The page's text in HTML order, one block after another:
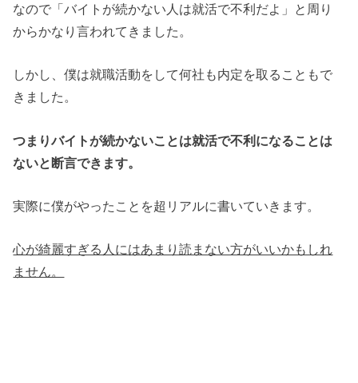
なので「バイトが続かない人は就活で不利だよ」と周り
からかなり言われてきました。
しかし、僕は就職活動をして何社も内定を取ることもで
きました。
つまりバイトが続かないことは就活で不利になることは
ないと断言できます。
実際に僕がやったことを超リアルに書いていきます。
心が綺麗すぎる人にはあまり読まない方がいいかもしれ
ません。